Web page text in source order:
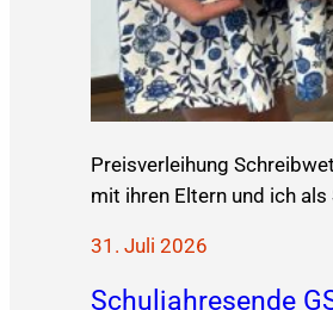
Preisverleihung
mit ihren Eltern und ich
31. Juli 2026
Schuljahresende